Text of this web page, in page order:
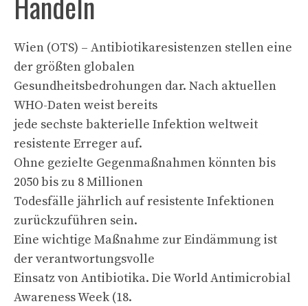
Wien (OTS) – Antibiotikaresistenzen stellen eine
der größten globalen
Gesundheitsbedrohungen dar. Nach aktuellen
WHO-Daten weist bereits
jede sechste bakterielle Infektion weltweit
resistente Erreger auf.
Ohne gezielte Gegenmaßnahmen könnten bis
2050 bis zu 8 Millionen
Todesfälle jährlich auf resistente Infektionen
zurückzuführen sein.
Eine wichtige Maßnahme zur Eindämmung ist
der verantwortungsvolle
Einsatz von Antibiotika. Die World Antimicrobial
Awareness Week (18.